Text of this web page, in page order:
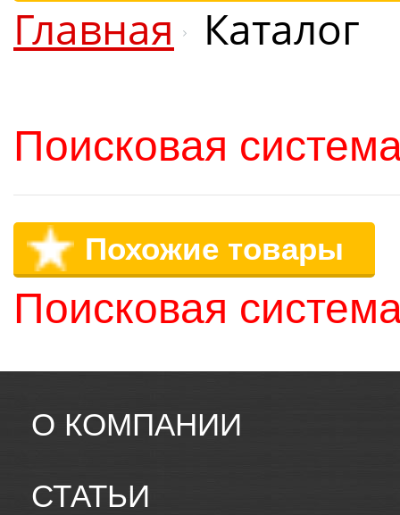
Главная Каталог
Поисковая
Похожие товары
Поисковая
О КОМПАНИИ
СТАТЬИ